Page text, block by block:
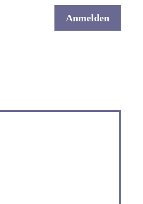
Anmelden